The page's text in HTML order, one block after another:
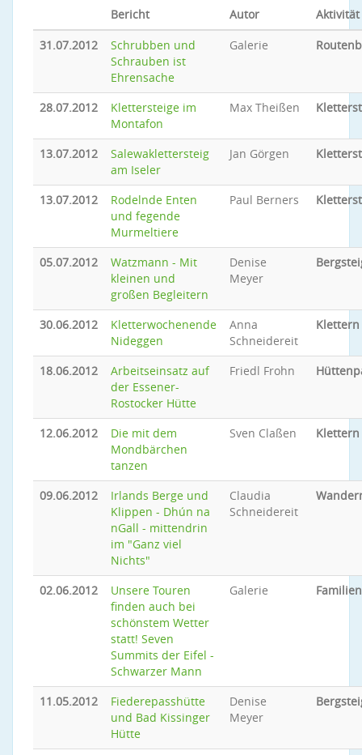
Bericht Autor
Aktivität
31.07.2012
Schrubben und
Schrauben ist
Ehrensache
Galerie
28.07.2012
Klettersteige im
Montafon
Max Theißen
13.07.2012
Salewaklettersteig
am Iseler
Jan Görgen
13.07.2012
Rodelnde Enten
und fegende
Murmeltiere
Paul Berners
05.07.2012
Watzmann - Mit
kleinen und
großen Begleitern
Denise
Meyer
30.06.2012
Kletterwochenende
Nideggen
Anna
Schneidereit
Klettern
18.06.2012
Arbeitseinsatz auf
der Essener-
Rostocker Hütte
Friedl Frohn
12.06.2012
Die mit dem
Mondbärchen
tanzen
Sven Claßen Klettern
09.06.2012
Irlands Berge und
Klippen - Dhún na
nGall - mittendrin
im "Ganz viel
Nichts"
Claudia
Schneidereit
02.06.2012
Unsere Touren
finden auch bei
schönstem Wetter
statt! Seven
Summits der Eifel -
Schwarzer Mann
Galerie
11.05.2012
Fiederepasshütte
und Bad Kissinger
Hütte
Denise
Meyer